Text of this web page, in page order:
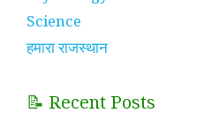
Science
हमारा राजस्थान
📝 Recent Posts